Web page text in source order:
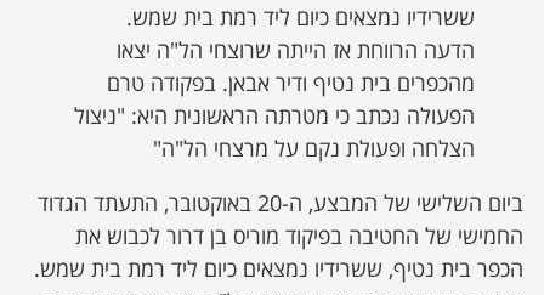
ששרידיו נמצאים כיום ליד רמת בית שמש.
הדעה הרווחת אז הייתה שרוצחי הל"ה יצאו
מהכפרים בית נטיף ודיר אבאן. בפקודה טרם
הפעולה נכתב כי מטרתה הראשונית היא: "ניצול
הצלחה ופעולת נקם על מרצחי הל"ה"
ביום השלישי של המבצע, ה-20 באוקטובר, התעתד הגדוד
החמישי של החטיבה בפיקוד מוריס בן דרור לכבוש את
הכפר בית נטיף, ששרידיו נמצאים כיום ליד רמת בית שמש.